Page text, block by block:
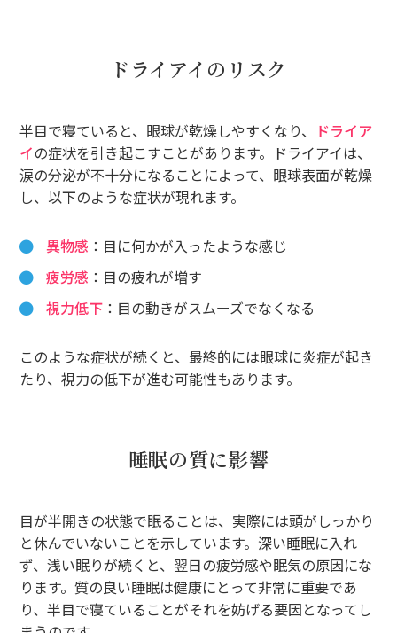
ドライアイのリスク
半目で寝ていると、眼球が乾燥しやすくなり、
ドライア
イの症状を引き起こすことがあります。ドライアイは、
涙の分泌が不十分になることによって、眼球表面が乾燥
し、以下のような症状が現れます。
異物感 ：目に何かが入ったような感じ
疲労感 ：目の疲れが増す
視力低下 ：目の動きがスムーズでなくなる
このような症状が続くと、最終的には眼球に炎症が起き
たり、視力の低下が進む可能性もあります。
睡眠の質に影響
目が半開きの状態で眠ることは、実際には頭がしっかり
と休んでいないことを示しています。深い睡眠に入れ
ず、浅い眠りが続くと、翌日の疲労感や眠気の原因にな
ります。質の良い睡眠は健康にとって非常に重要であ
り、半目で寝ていることがそれを妨げる要因となってし